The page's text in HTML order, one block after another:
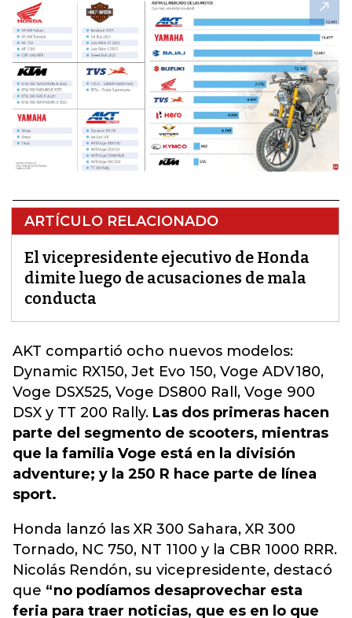
ARTÍCULO RELACIONADO
El vicepresidente ejecutivo de Honda
dimite luego de acusaciones de mala
conducta
AKT compartió ocho nuevos modelos:
Dynamic RX150, Jet Evo 150, Voge ADV180,
Voge DSX525, Voge DS800 Rall, Voge 900
DSX y TT 200 Rally. Las dos primeras hacen
parte del segmento de scooters, mientras
que la familia Voge está en la división
adventure; y la 250 R hace parte de línea
sport.
Honda lanzó las XR 300 Sahara, XR 300
Tornado, NC 750, NT 1100 y la CBR 1000 RRR.
Nicolás Rendón, su vicepresidente, destacó
que “no podíamos desaprovechar esta
feria para traer noticias, que es en lo que